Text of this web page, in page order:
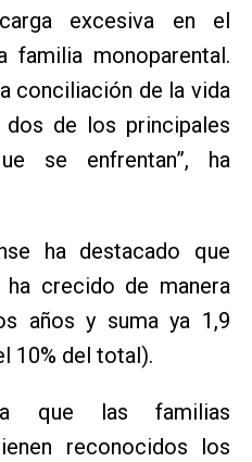
excesiva en el
monoparental.
conciliación de la vida
de los principales
se enfrentan”, ha
ha destacado que
crecido de manera
años y suma ya 1,9
10% del total).
que las familias
reconocidos los